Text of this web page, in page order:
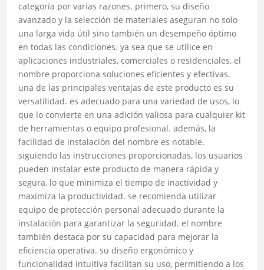
categoría por varias razones. primero, su diseño
avanzado y la selección de materiales aseguran no solo
una larga vida útil sino también un desempeño óptimo
en todas las condiciones. ya sea que se utilice en
aplicaciones industriales, comerciales o residenciales, el
nombre proporciona soluciones eficientes y efectivas.
una de las principales ventajas de este producto es su
versatilidad. es adecuado para una variedad de usos, lo
que lo convierte en una adición valiosa para cualquier kit
de herramientas o equipo profesional. además, la
facilidad de instalación del nombre es notable.
siguiendo las instrucciones proporcionadas, los usuarios
pueden instalar este producto de manera rápida y
segura, lo que minimiza el tiempo de inactividad y
maximiza la productividad. se recomienda utilizar
equipo de protección personal adecuado durante la
instalación para garantizar la seguridad. el nombre
también destaca por su capacidad para mejorar la
eficiencia operativa. su diseño ergonómico y
funcionalidad intuitiva facilitan su uso, permitiendo a los